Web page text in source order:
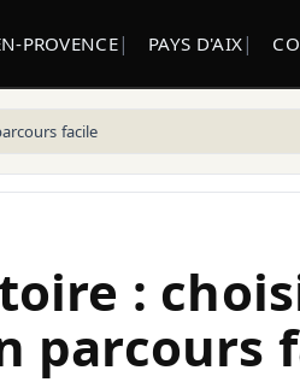
PROVENCE PAYS D'AIX
facile
:
parcours